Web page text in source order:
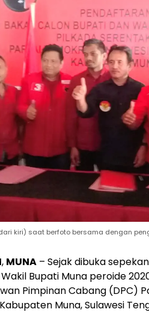
kiri) saat berfoto bersama dengan
, MUNA – Sejak dibuka
Bupati Muna peroide
Pimpinan Cabang (DPC)
Muna, Sulawesi